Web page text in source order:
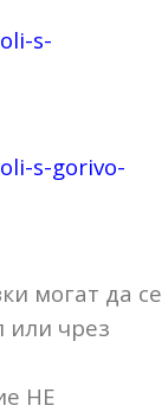
s-
s-gorivo-
могат да се
или чрез
НЕ